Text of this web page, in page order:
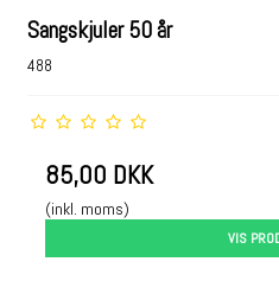
Sangskjuler 50 år
488
85,00 DKK
(inkl. moms)
VIS